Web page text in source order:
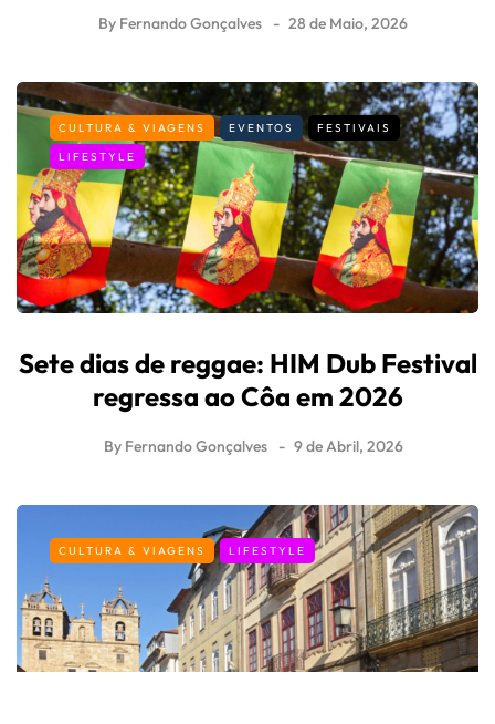
By Fernando Gonçalves 28 de Maio, 2026
CULTURA & VIAGENS EVENTOS
FESTIVAIS
LIFESTYLE
Sete dias de reggae: HIM Dub Festival
regressa ao Côa em 2026
By Fernando Gonçalves 9 de Abril, 2026
CULTURA & VIAGENS LIFESTYLE